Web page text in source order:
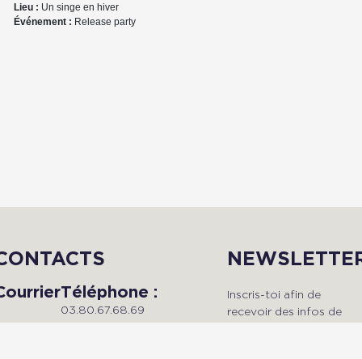
Lieu : Un singe en hiver
Événement : Release party
Téléphone :
03.80.67.68.69
Du lundi au vendredi, de 9h à
Inscris-toi afin de
recevoir des infos de